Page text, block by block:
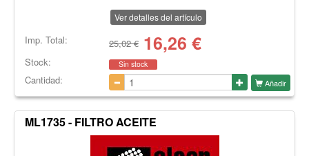
Ver detalles del artículo
Imp. Total: 25,02 € 16,26 €
Stock: Sin stock
Cantidad: Añadir
ML1735 - FILTRO ACEITE